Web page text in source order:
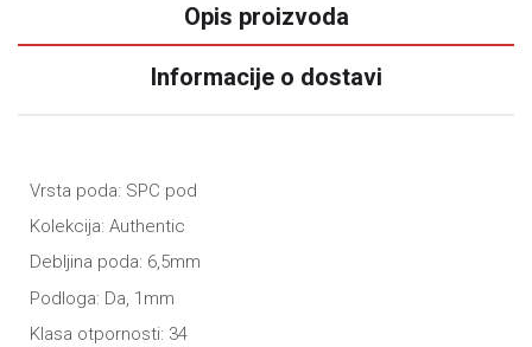
Opis proizvoda
Informacije o dostavi
Vrsta poda: SPC pod
Kolekcija: Authentic
Debljina poda: 6,5mm
Podloga: Da, 1mm
Klasa otpornosti: 34